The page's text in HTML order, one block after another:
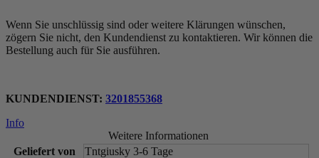
Wenn Sie unschlüssig sind oder weitere Klärungen wünschen,
zögern Sie nicht, den Kundendienst zu kontaktieren. Wir können die
Bestellung auch für Sie ausführen.
KUNDENDIENST: 3201855368
Info
Weitere Informationen
Geliefert von
Tntgiusky 3-6 Tage